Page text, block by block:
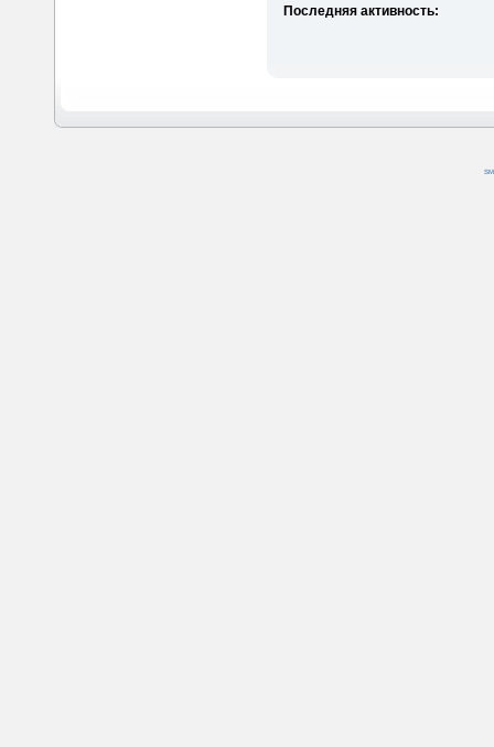
Последняя активность: